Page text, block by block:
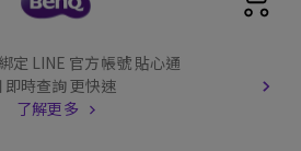
定 LINE 官方帳號 貼心通
即時查詢 更快速
了解更多